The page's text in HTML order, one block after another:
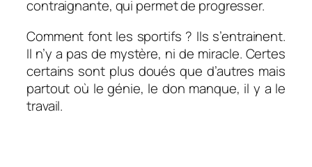
contraignante, qui permet de progresser.
Comment font les sportifs ? Ils s’entrainent.
Il n’y a pas de mystère, ni de miracle. Certes
certains sont plus doués que d’autres mais
partout où le génie, le don manque, il y a le
travail.